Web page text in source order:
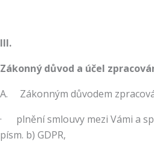
III.
Zákonný důvod a účel
A. Zákonným důvodem
· plnění smlouvy mezi Vámi a
písm. b) GDPR,